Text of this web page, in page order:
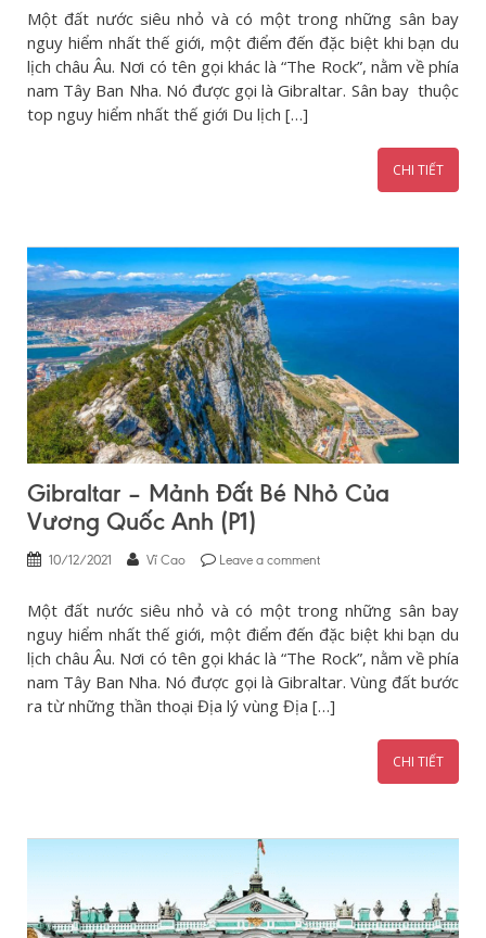
Một đất nước siêu nhỏ và có một trong những sân bay
nguy hiểm nhất thế giới, một điểm đến đặc biệt khi bạn du
lịch châu Âu. Nơi có tên gọi khác là “The Rock”, nằm về phía
nam Tây Ban Nha. Nó được gọi là Gibraltar. Sân bay thuộc
top nguy hiểm nhất thế giới Du lịch […]
CHI TIẾT
Gibraltar – Mảnh Đất Bé Nhỏ Của
Vương Quốc Anh (P1)
10/12/2021 Vĩ Cao Leave a comment
Một đất nước siêu nhỏ và có một trong những sân bay
nguy hiểm nhất thế giới, một điểm đến đặc biệt khi bạn du
lịch châu Âu. Nơi có tên gọi khác là “The Rock”, nằm về phía
nam Tây Ban Nha. Nó được gọi là Gibraltar. Vùng đất bước
ra từ những thần thoại Địa lý vùng Địa […]
CHI TIẾT